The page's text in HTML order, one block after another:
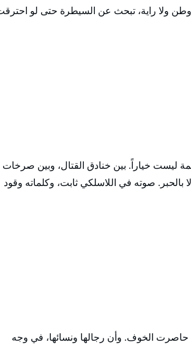
وطن ولا راية، تبحث عن السيطرة حتى لو
ليست خياراً. بين خنادق القتال، وبين صرخات
بالحبر. صوته في اللاسلكي ثابت، وكلماته وقود
حاصرت الخوف. وأن رجالها ونسائها، في وجه